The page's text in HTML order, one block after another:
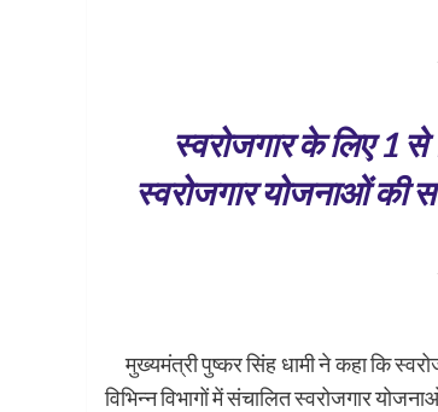
स्वरोजगार के लिए 1
स्वरोजगार योजनाओं की
मुख्यमंत्री पुष्कर सिंह धामी ने कहा कि
विभिन्न विभागों में संचालित स्वरोजगार